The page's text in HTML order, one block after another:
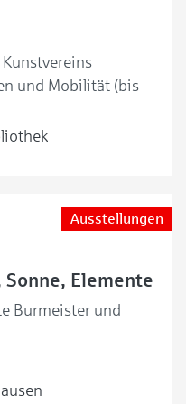
und Mobilität (bis
Ausstellungen
Elemente
Burmeister und